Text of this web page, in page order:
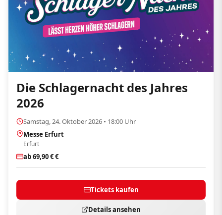
Die Schlagernacht des Jahres
2026
Samstag, 24. Oktober 2026 • 18:00 Uhr
Messe Erfurt
Erfurt
ab 69,90 € €
Tickets kaufen
Details ansehen